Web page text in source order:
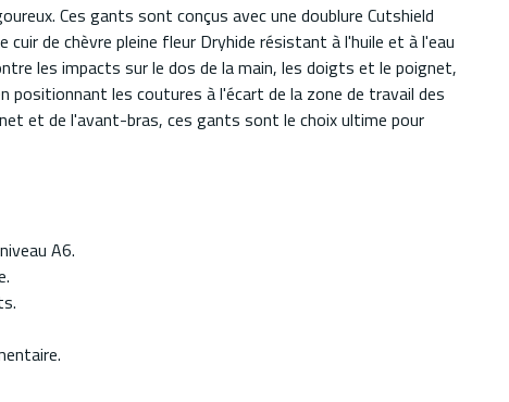
Ces gants sont conçus avec une doublure Cutshield
de chèvre pleine fleur Dryhide résistant à l'huile et à l'eau
les impacts sur le dos de la main, les doigts et le poignet,
positionnant les coutures à l'écart de la zone de travail des
et de l'avant-bras, ces gants sont le choix ultime pour
A6.